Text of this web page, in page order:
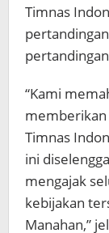
Timnas
“Kami
memberikan
Timnas
ini
mengajak
kebijakan
Manahan,”